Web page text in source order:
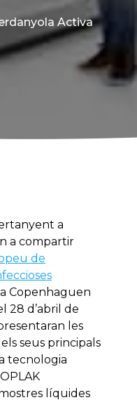
Activa
a
a compartir
de
Copenhaguen
28 d’abril de
les
seus principals
tecnologia
líquides